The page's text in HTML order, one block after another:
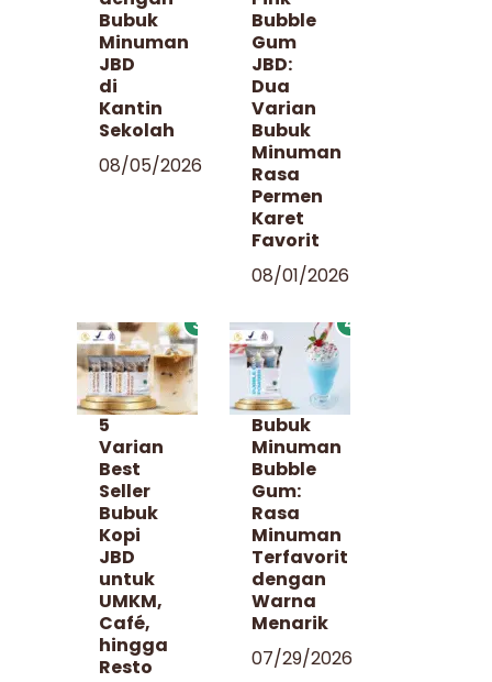
Bubuk
Minuman
JBD
di
Kantin
Sekolah
08/05/2026
Bubble
Gum
JBD:
Dua
Varian
Bubuk
Minuman
Rasa
Permen
Karet
Favorit
08/01/2026
3
5
Varian
Best
Seller
Bubuk
Kopi
JBD
untuk
UMKM,
Café,
hingga
Resto
4
Bubuk
Minuman
Bubble
Gum:
Rasa
Minuman
Terfavorit
dengan
Warna
Menarik
07/29/2026